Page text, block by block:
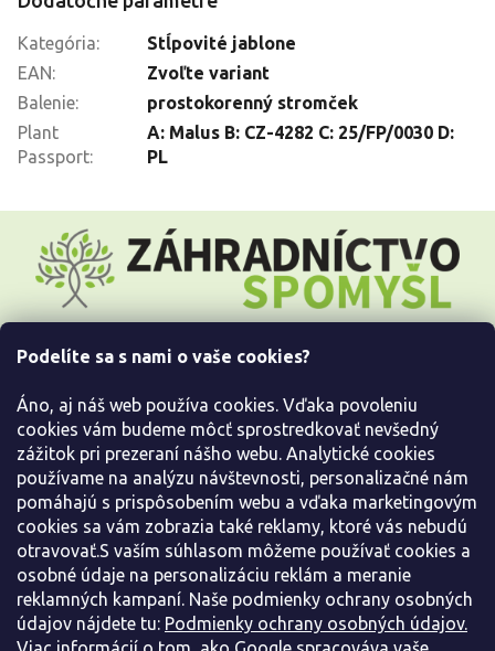
Podelíte sa s nami o vaše cookies?
Áno, aj náš web používa cookies. Vďaka povoleniu
cookies vám budeme môcť sprostredkovať nevšedný
zážitok pri prezeraní nášho webu. Analytické cookies
používame na analýzu návštevnosti, personalizačné nám
pomáhajú s prispôsobením webu a vďaka marketingovým
cookies sa vám zobrazia také reklamy, ktoré vás nebudú
otravovať.S vaším súhlasom môžeme používať cookies a
osobné údaje na personalizáciu reklám a meranie
reklamných kampaní. Naše podmienky ochrany osobných
údajov nájdete tu: Podmienky ochrany osobných údajov.
Kategória:
Stĺpovité jablone
EAN:
Zvoľte variant
Balenie:
prostokorenný stromček
Plant
Passport:
A: Malus B: CZ-4282 C: 25/FP/0030 D:
PL
t
Informácie pre Vás
Kontaktujte nás